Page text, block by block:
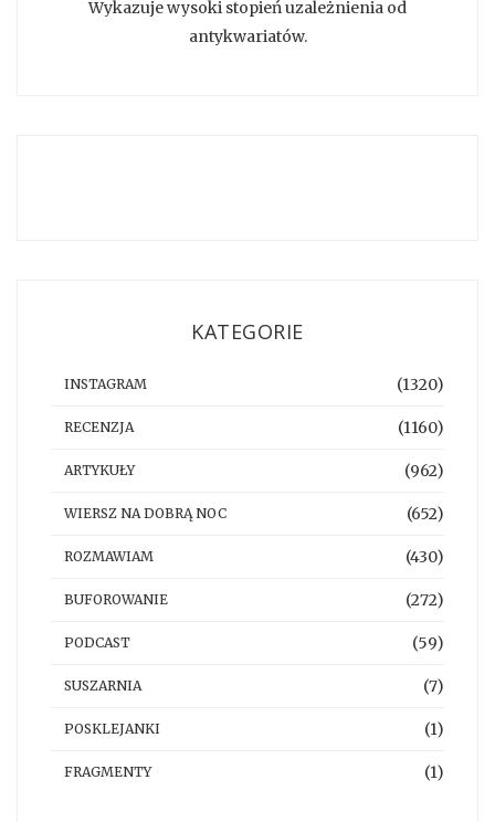
Wykazuje wysoki stopień uzależnienia od
antykwariatów.
KATEGORIE
INSTAGRAM (1320)
RECENZJA (1160)
ARTYKUŁY (962)
WIERSZ NA DOBRĄ NOC (652)
ROZMAWIAM (430)
BUFOROWANIE (272)
PODCAST (59)
SUSZARNIA (7)
POSKLEJANKI (1)
FRAGMENTY (1)